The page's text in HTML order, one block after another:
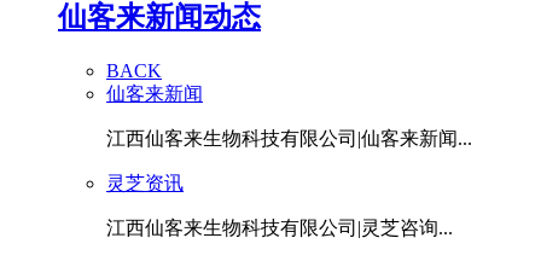
仙客来新闻动态
BACK
仙客来新闻
江西仙客来生物科技有限公司|仙客来新闻...
灵芝资讯
江西仙客来生物科技有限公司|灵芝咨询...